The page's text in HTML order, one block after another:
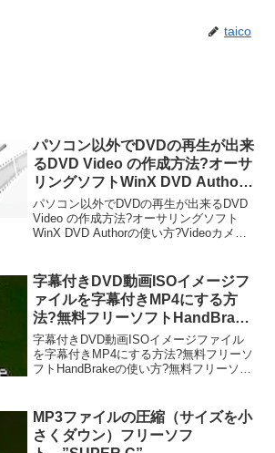
taico
パソコン以外でDVDの再生が出来
るDVD Video の作成方法?オーサ
リングソフトWinX DVD Author
の使い方?
パソコン以外でDVDの再生が出来るDVD
Video の作成方法?オーサリングソフト
WinX DVD Authorの使い方?Videoカメラ
オーサリングソフトWinX...
字幕付きDVD動画ISOイメージフ
ァイルを字幕付きMP4にする方
法?無料フリーソフトHandBrake
の使い方?
字幕付きDVD動画ISOイメージファイル
を字幕付きMP4にする方法?無料フリーソ
フトHandBrakeの使い方?無料フリーソフ
イルをMP4へエンコードすると...
MP3ファイルの圧縮（サイズを小
さくダウン）フリーソフ